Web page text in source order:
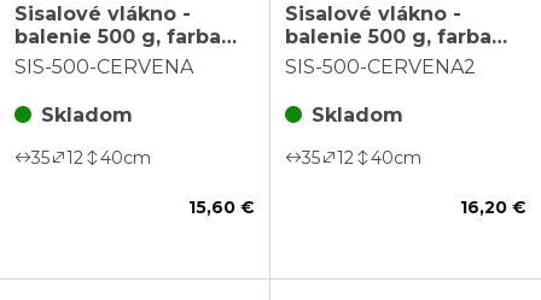
Sisalové vlákno -
balenie 500 g, farba
červená
SIS-500-CERVENA
Skladom
35 12 40cm
15,60 €
Sisalové vlákno -
balenie 500 g, farba
červená
SIS-500-CERVENA2
Skladom
35 12 40cm
16,20 €